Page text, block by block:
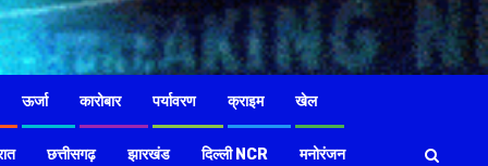
ऊर्जा कारोबार पर्यावरण क्राइम खेल
छत्तीसगढ़ झारखंड दिल्ली NCR मनोरंजन